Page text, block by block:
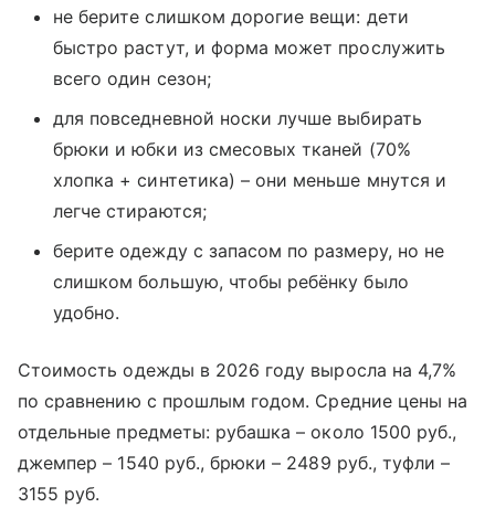
не берите слишком дорогие вещи: дети
быстро растут, и форма может прослужить
всего один сезон;
для повседневной носки лучше выбирать
брюки и юбки из смесовых тканей (70%
хлопка + синтетика) – они меньше мнутся и
легче стираются;
берите одежду с запасом по размеру, но не
слишком большую, чтобы ребёнку было
удобно.
Стоимость одежды в 2026 году выросла на 4,7%
по сравнению с прошлым годом. Средние цены на
отдельные предметы: рубашка – около 1500 руб.,
джемпер – 1540 руб., брюки – 2489 руб., туфли –
3155 руб.